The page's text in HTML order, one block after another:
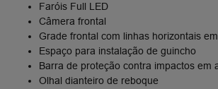
Faróis Full LED
Câmera frontal
Grade frontal com linhas horizontais
Espaço para instalação de guincho
Barra de proteção contra impactos em
Olhal dianteiro de reboque